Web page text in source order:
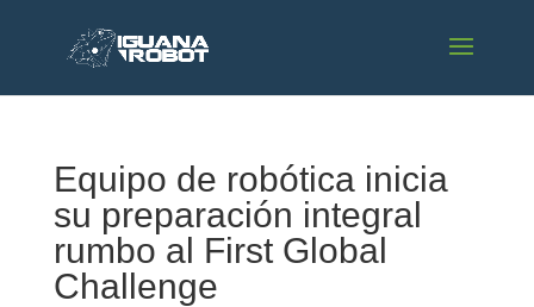
Equipo de robótica inicia
su preparación integral
rumbo al First Global
Challenge